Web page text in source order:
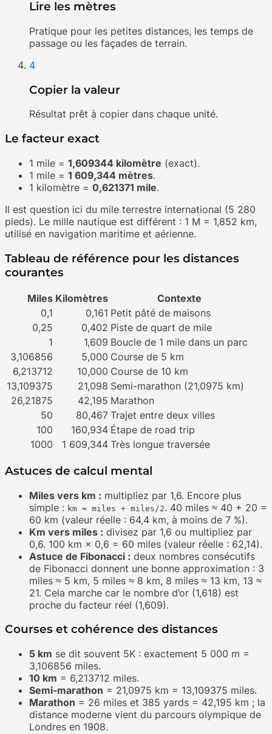
Lire les mètres
Pratique pour les petites distances, les temps de
passage ou les façades de terrain.
4
Copier la valeur
Résultat prêt à copier dans chaque unité.
Le facteur exact
1 mile = 1,609344 kilomètre (exact).
1 mile = 1 609,344 mètres.
1 kilomètre = 0,621371 mile.
Il est question ici du mile terrestre international (5 280
pieds). Le mille nautique est différent : 1 M = 1,852 km,
utilisé en navigation maritime et aérienne.
Tableau de référence pour les distances
courantes
Miles Kilomètres
Contexte
0,1
0,161 Petit pâté de maisons
0,25
0,402 Piste de quart de mile
1
1,609 Boucle de 1 mile dans un parc
3,106856
5,000 Course de 5 km
6,213712
10,000 Course de 10 km
13,109375
21,098 Semi-marathon (21,0975 km)
26,21875
42,195 Marathon
50
80,467 Trajet entre deux villes
100
160,934 Étape de road trip
1000
1 609,344 Très longue traversée
Astuces de calcul mental
Miles vers km : multipliez par 1,6. Encore plus
simple : km ≈ miles + miles/2. 40 miles ≈ 40 + 20 =
60 km (valeur réelle : 64,4 km, à moins de 7 %).
Km vers miles : divisez par 1,6 ou multipliez par
0,6. 100 km × 0,6 = 60 miles (valeur réelle : 62,14).
Astuce de Fibonacci : deux nombres consécutifs
de Fibonacci donnent une bonne approximation : 3
miles ≈ 5 km, 5 miles ≈ 8 km, 8 miles ≈ 13 km, 13 ≈
21. Cela marche car le nombre d’or (1,618) est
proche du facteur réel (1,609).
Courses et cohérence des distances
5 km se dit souvent 5K : exactement 5 000 m =
3,106856 miles.
10 km = 6,213712 miles.
Semi-marathon = 21,0975 km = 13,109375 miles.
Marathon = 26 miles et 385 yards = 42,195 km ; la
distance moderne vient du parcours olympique de
Londres en 1908.